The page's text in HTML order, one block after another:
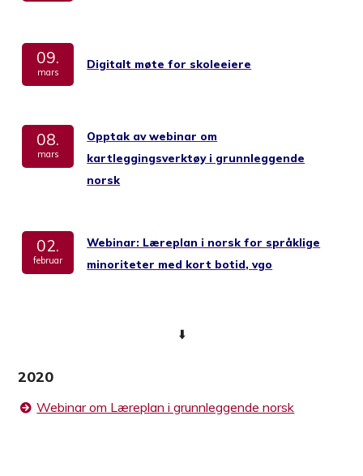
09.
mars
Digitalt møte for skoleeiere
08.
mars
Opptak av webinar om
kartleggingsverktøy i grunnleggende
norsk
02.
februar
Webinar: Læreplan i norsk for språklige
minoriteter med kort botid, vgo
⬇️
2020
Webinar om Læreplan i grunnleggende norsk